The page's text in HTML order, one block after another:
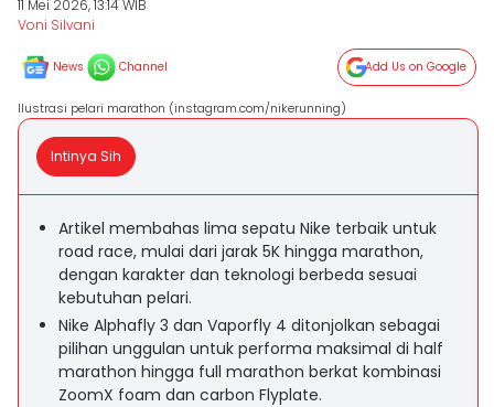
11 Mei 2026, 13:14 WIB
Voni Silvani
News Channel Add Us on Google
Ilustrasi pelari marathon (instagram.com/nikerunning)
Intinya Sih
Artikel membahas lima sepatu Nike terbaik untuk
road race, mulai dari jarak 5K hingga marathon,
dengan karakter dan teknologi berbeda sesuai
kebutuhan pelari.
Nike Alphafly 3 dan Vaporfly 4 ditonjolkan sebagai
pilihan unggulan untuk performa maksimal di half
marathon hingga full marathon berkat kombinasi
ZoomX foam dan carbon Flyplate.